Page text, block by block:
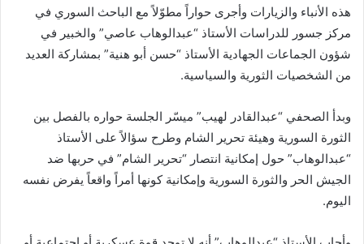
هذه الأنباء والزيارات وأجرى حواراً مطوّلاً مع الباحث السوري في
مركز جسور للدراسات الأستاذ “عبدالوهاب عاصي” والخبير في
شؤون الجماعات الجهادية الأستاذ “حسن أبو هنية” بمشاركة العديد
من الشخصيات الثورية والسياسية.
وبدأ الصحفي “عبدالقادر لهيب” ميسّر الجلسة حواره بالفصل بين
الثورة السورية وهيئة تحرير الشام وطرح سؤالاً على الأستاذ
“عبدالوهاب” حول إمكانية انتصار “تحرير الشام” في حربها ضد
الجيش الحر والثورة السورية وإمكانية كونها أمراً واقعاً يفرض نفسه
اليوم.